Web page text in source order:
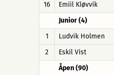
16
Emiil Kløvvik
Junior (4)
1
Ludvik Holmen
2
Eskil Vist
Åpen (90)